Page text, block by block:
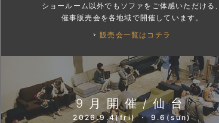
ショールーム以外でもソファをご体感いただける、
催事販売会を各地域で開催しています。
販売会一覧はコチラ
9月開催/仙台
2026.9.4(fri) ・ 9.6(sun)